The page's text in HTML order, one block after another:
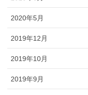
2020年5月
2019年12月
2019年10月
2019年9月